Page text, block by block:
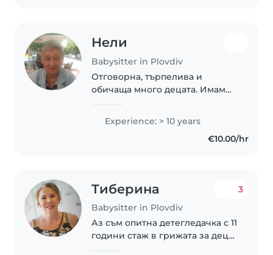
Нели
Babysitter in Plovdiv
Отговорна, търпелива и
обичаща много децата. Имам
Experience: > 10 years
€10.00/hr
Тиберина
Babysitter in Plovdiv
3
Аз съм опитна детегледачка с 11
години стаж в грижата за деца